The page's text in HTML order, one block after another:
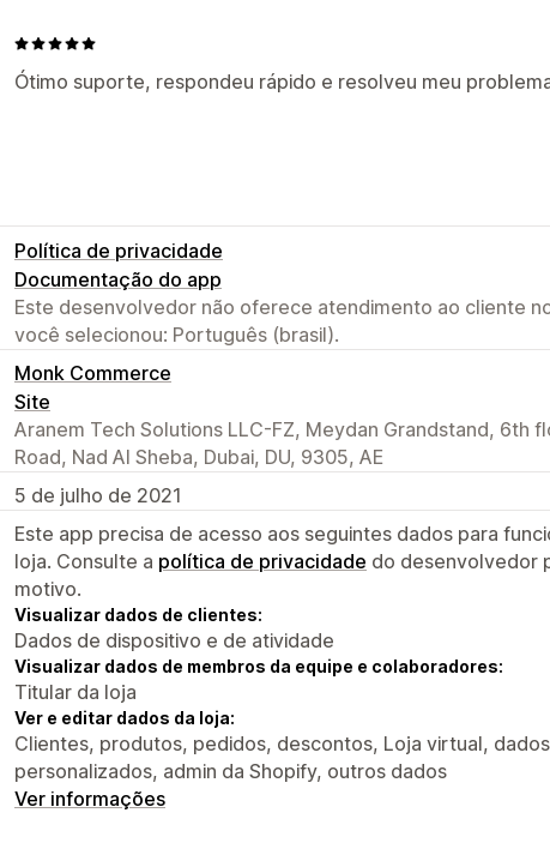
Ótimo suporte, respondeu rápido e resolveu meu
Política de privacidade
Documentação do app
Este desenvolvedor não oferece atendimento ao cliente
você selecionou: Português (brasil).
Monk Commerce
Site
Aranem Tech Solutions LLC-FZ, Meydan Grandstand, 6th
Road, Nad Al Sheba, Dubai, DU, 9305, AE
5 de julho de 2021
Este app precisa de acesso aos seguintes dados para
loja. Consulte a política de privacidade do desenvolvedor
motivo.
Visualizar dados de clientes:
Dados de dispositivo e de atividade
Visualizar dados de membros da equipe e colaboradores:
Titular da loja
Ver e editar dados da loja:
Clientes, produtos, pedidos, descontos, Loja virtual, dados
personalizados, admin da Shopify, outros dados
Ver informações